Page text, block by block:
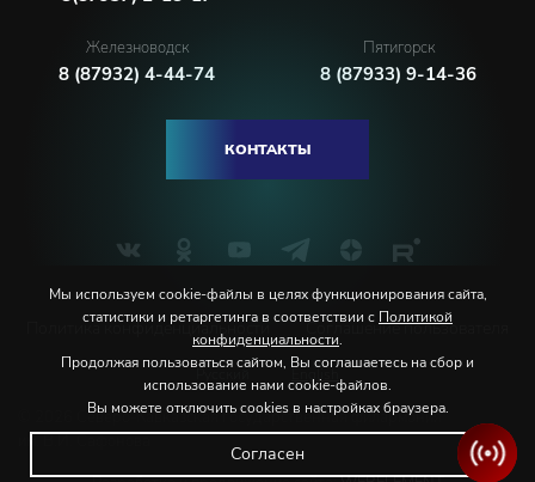
Железноводск
8 (87932) 4-44-74
Пятигорск
8 (87933) 9-14-36
КОНТАКТЫ
Политика конфиденциальности Соглашение пользователя
© 2026 Северо-Кавказская государственная филармония
им. В.И. Сафонова
Мы используем cookie-файлы в целях функционирования сайта,
статистики и ретаргетинга в соответствии с Политикой
конфиденциальности.
Продолжая пользоваться сайтом, Вы соглашаетесь на сбор и
использование нами cookie-файлов.
Вы можете отключить cookies в настройках браузера.
Согласен